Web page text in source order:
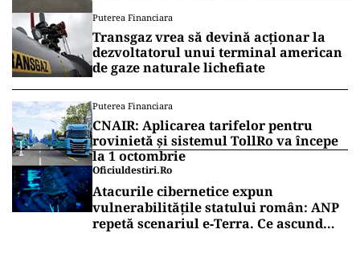
Puterea Financiara
Transgaz vrea să devină acționar la
dezvoltatorul unui terminal american
de gaze naturale lichefiate
Puterea Financiara
CNAIR: Aplicarea tarifelor pentru
rovinietă și sistemul TollRo va începe
la 1 octombrie
Oficiuldestiri.ro
Atacurile cibernetice expun
vulnerabilitățile statului român: ANP
repetă scenariul e‑Terra. Ce ascund